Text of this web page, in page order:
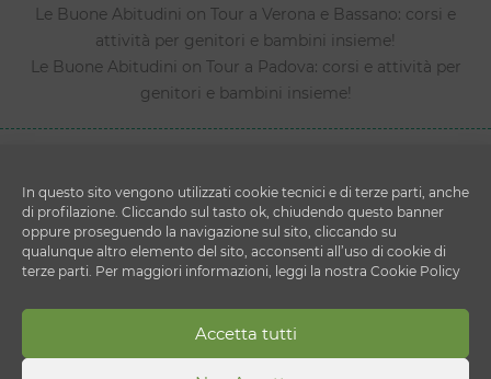
In questo sito vengono utilizzati cookie tecnici e di terze parti, anche
di profilazione. Cliccando sul tasto ok, chiudendo questo banner
oppure proseguendo la navigazione sul sito, cliccando su
qualunque altro elemento del sito, acconsenti all’uso di cookie di
terze parti. Per maggiori informazioni, leggi la nostra Cookie Policy
Accetta tutti
Le Buone Abitudini on Tour a Verona e Bassano: corsi e
attività per genitori e bambini insieme!
Le Buone Abitudini on Tour a Padova: corsi e attività per
genitori e bambini insieme!
Copyright © 2026 Le Buone Abitudini
DESPAR ITALIA S.c. a r.l.
Via Ettore Cristoni 82 - 40033 - Casalecchio di Reno